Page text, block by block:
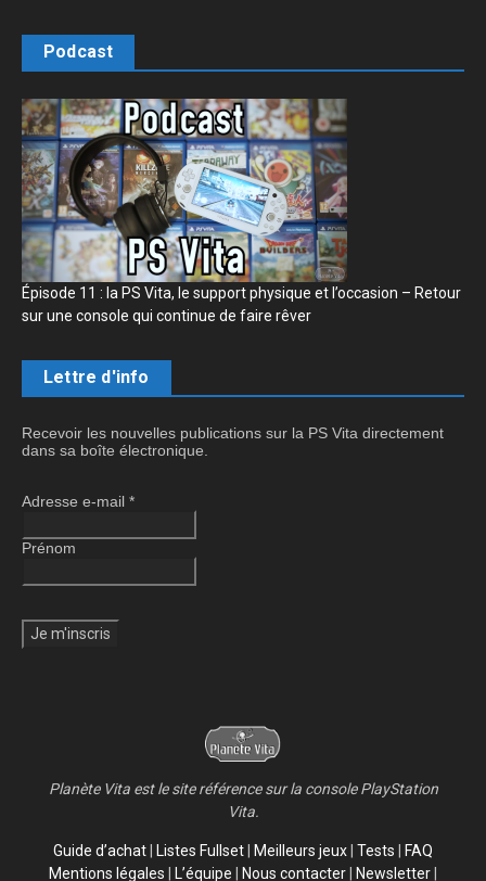
Podcast
Épisode 11 : la PS Vita, le support physique et l’occasion – Retour
sur une console qui continue de faire rêver
Lettre d'info
Recevoir les nouvelles publications sur la PS Vita directement
dans sa boîte électronique.
Adresse e-mail *
Prénom
Planète Vita est le site référence sur la console PlayStation
Vita.
Guide d’achat Listes Fullset Meilleurs jeux Tests
FAQ
Mentions légales
L’équipe Nous contacter Newsletter